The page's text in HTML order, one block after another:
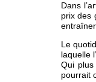
Dans
prix des
Le
laquelle
Qui plus
pourrait